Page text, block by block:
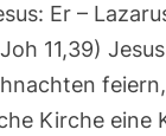
Er –
11,39)
Kirche